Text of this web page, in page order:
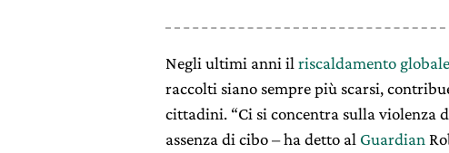
Negli ultimi anni il riscaldamento globale
raccolti siano sempre più scarsi,
cittadini. “Ci si concentra sulla violenza
assenza di cibo – ha detto al Guardian